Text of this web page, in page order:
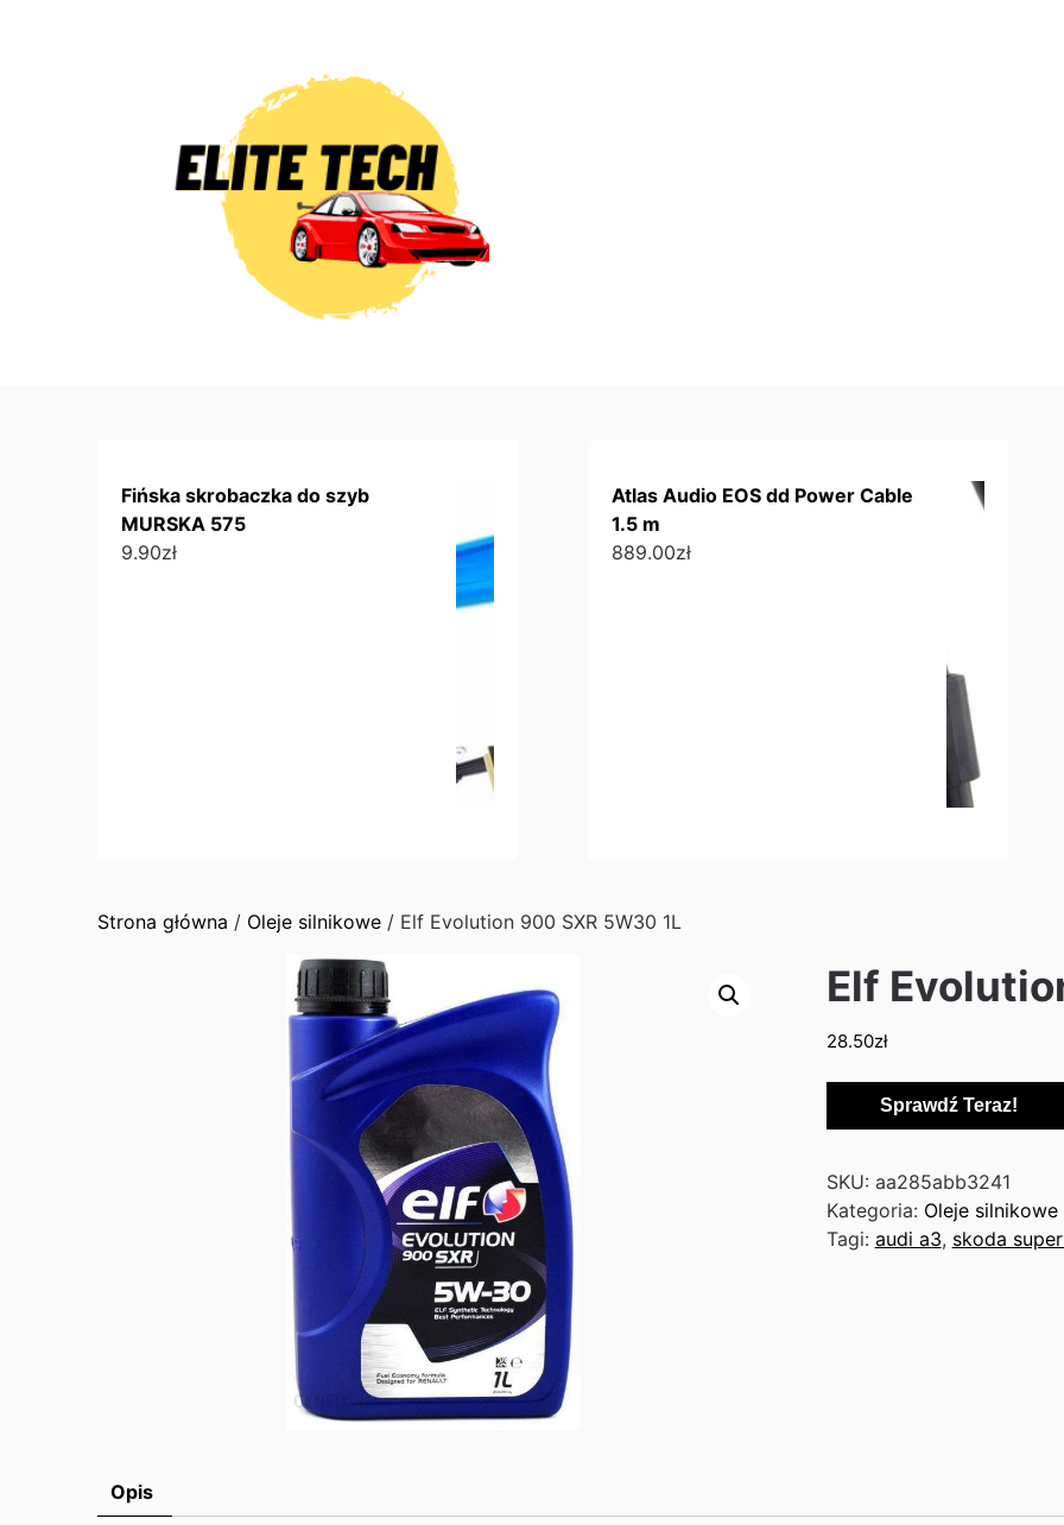
Fińska skrobaczka do szyb
MURSKA 575
9.90zł
Atlas Audio EOS dd Power Cable
1.5 m
889.00zł
Strona główna / Oleje silnikowe / Elf Evolution 900 SXR 5W30 1L
Elf
28.50zł
Sprawdź Teraz!
SKU: aa285abb3241
Kategoria: Oleje silnikowe
Tagi: audi a3, skoda
Opis